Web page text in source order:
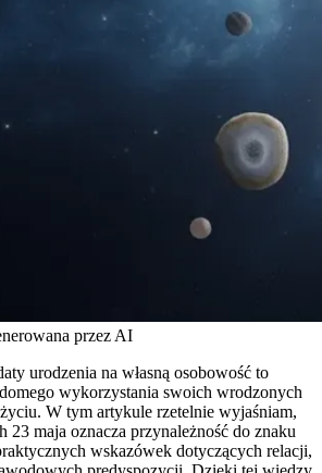
przez AI
urodzenia na własną osobowość to
wykorzystania swoich wrodzonych
W tym artykule rzetelnie wyjaśniam,
23 maja oznacza przynależność do znaku
wskazówek dotyczących relacji,